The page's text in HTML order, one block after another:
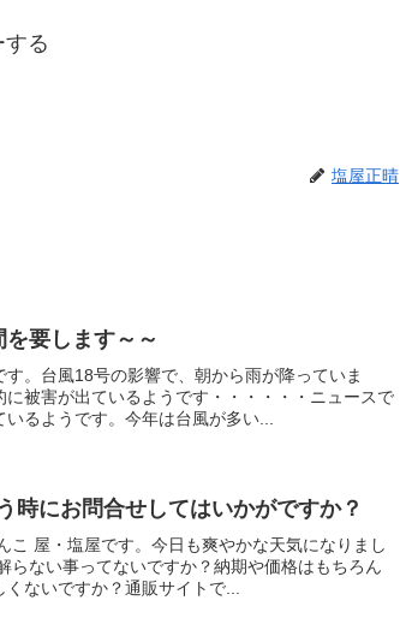
る
塩屋正晴
要します～～
。台風18号の影響で、朝から雨が降っていま
被害が出ているようです・・・・・・ニュースで
るようです。今年は台風が多い...
時にお問合せしてはいかがですか？
屋・塩屋です。今日も爽やかな天気になりまし
らない事ってないですか？納期や価格はもちろん
ないですか？通販サイトで...